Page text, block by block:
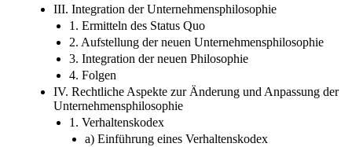
III. Integration der Unternehmensphilosophie
1. Ermitteln des Status Quo
2. Aufstellung der neuen Unternehmensphilosophie
3. Integration der neuen Philosophie
4. Folgen
IV. Rechtliche Aspekte zur Änderung und Anpassung der
Unternehmensphilosophie
1. Verhaltenskodex
a) Einführung eines Verhaltenskodex